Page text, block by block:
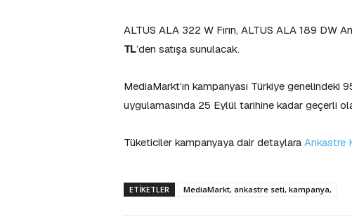
ALTUS ALA 322 W Fırın, ALTUS ALA 189 DW
TL’den satışa sunulacak.
MediaMarkt’ın kampanyası Türkiye genelindeki
uygulamasında 25 Eylül tarihine kadar geçerli
Tüketiciler kampanyaya dair detaylara Ankastre
ETIKETLER MediaMarkt, ankastre seti, kampanya,